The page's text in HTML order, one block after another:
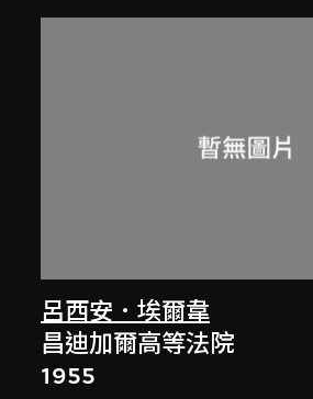
呂西安．埃爾韋
昌迪加爾高等法院
1955